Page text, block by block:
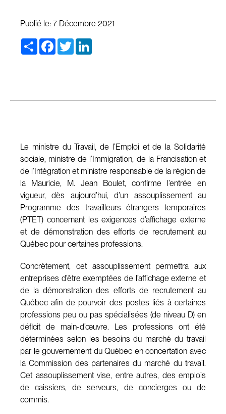
Publié le: 7 Décembre 2021
Share Facebook
Twitter
Le ministre du Travail, de l’Emploi et de la Solidarité
sociale, ministre de l’Immigration, de la Francisation et
de l’Intégration et ministre responsable de la région de
la Mauricie, M. Jean Boulet, confirme l’entrée en
vigueur, dès aujourd’hui, d’un assouplissement au
Programme des travailleurs étrangers temporaires
(PTET) concernant les exigences d’affichage externe
et de démonstration des efforts de recrutement au
Québec pour certaines professions.
Concrètement, cet assouplissement permettra aux
entreprises d’être exemptées de l’affichage externe et
de la démonstration des efforts de recrutement au
Québec afin de pourvoir des postes liés à certaines
professions peu ou pas spécialisées (de niveau D) en
déficit de main-d’œuvre. Les professions ont été
déterminées selon les besoins du marché du travail
par le gouvernement du Québec en concertation avec
la Commission des partenaires du marché du travail.
Cet assouplissement vise, entre autres, des emplois
de caissiers, de serveurs, de concierges ou de
commis.